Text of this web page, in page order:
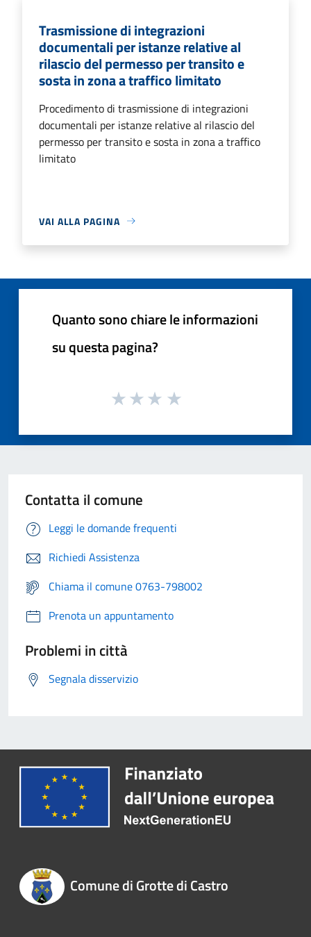
Trasmissione di integrazioni
documentali per istanze relative al
rilascio del permesso per transito e
sosta in zona a traffico limitato
Procedimento di trasmissione di integrazioni
documentali per istanze relative al rilascio del
permesso per transito e sosta in zona a traffico
limitato
VAI ALLA PAGINA
Quanto sono chiare le informazioni
su questa pagina?
Contatta il comune
Leggi le domande frequenti
Richiedi Assistenza
Chiama il comune 0763-798002
Prenota un appuntamento
Problemi in città
Segnala disservizio
Comune di Grotte di Castro